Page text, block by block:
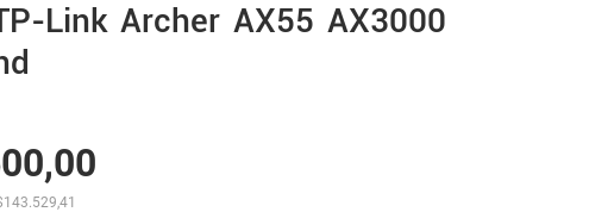
Link Archer AX55 AX3000
,00
143.529,41